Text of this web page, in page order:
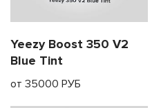
Yeezy Boost 350 V2
Blue Tint
от 35000 РУБ